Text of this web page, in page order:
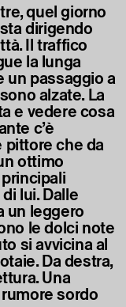
quel giorno
dirigendo
Il traffico
la lunga
un passaggio a
alzate. La
e vedere cosa
c’è
pittore che da
ottimo
lui. Dalle
un leggero
le dolci note
si avvicina al
Da destra,
Una
sordo